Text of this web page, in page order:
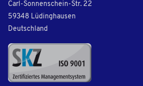
Carl-Sonnenschein-Str. 22
59348 Lüdinghausen
Deutschland